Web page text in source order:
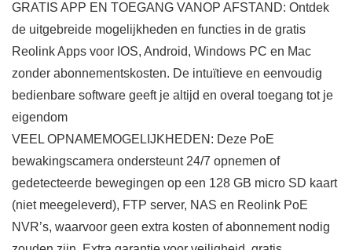
GRATIS APP EN TOEGANG VANOP AFSTAND: Ontdek
de uitgebreide mogelijkheden en functies in de gratis
Reolink Apps voor IOS, Android, Windows PC en Mac
zonder abonnementskosten. De intuïtieve en eenvoudig
bedienbare software geeft je altijd en overal toegang tot je
eigendom
VEEL OPNAMEMOGELIJKHEDEN: Deze PoE
bewakingscamera ondersteunt 24/7 opnemen of
gedetecteerde bewegingen op een 128 GB micro SD kaart
(niet meegeleverd), FTP server, NAS en Reolink PoE
NVR’s, waarvoor geen extra kosten of abonnement nodig